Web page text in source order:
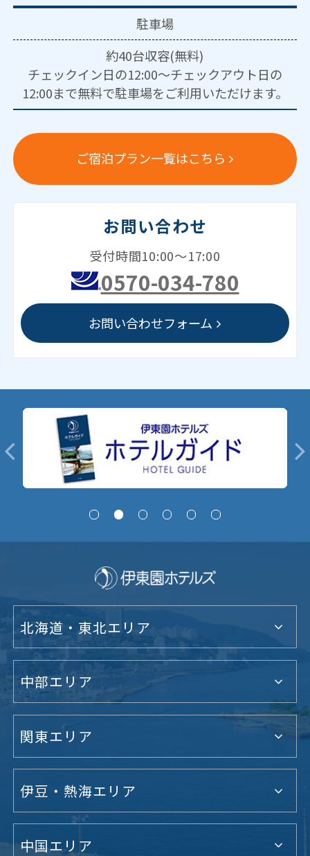
駐車場
約40台収容(無料)
チェックイン日の12:00～チェックアウト日の
12:00まで無料で駐車場をご利用いただけます。
ご宿泊プラン一覧はこちら
お問い合わせ
受付時間10:00～17:00
0570-034-780
お問い合わせフォーム
北海道・東北エリア
中部エリア
関東エリア
伊豆・熱海エリア
中国エリア